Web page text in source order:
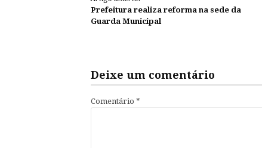
lendo
Prefeitura realiza reforma na sede da
Guarda Municipal
Deixe um comentário
Comentário *